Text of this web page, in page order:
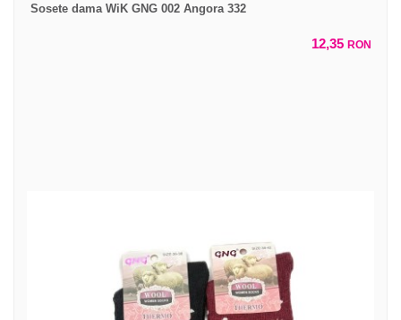
Sosete dama WiK GNG 002 Angora 332
12,35 RON